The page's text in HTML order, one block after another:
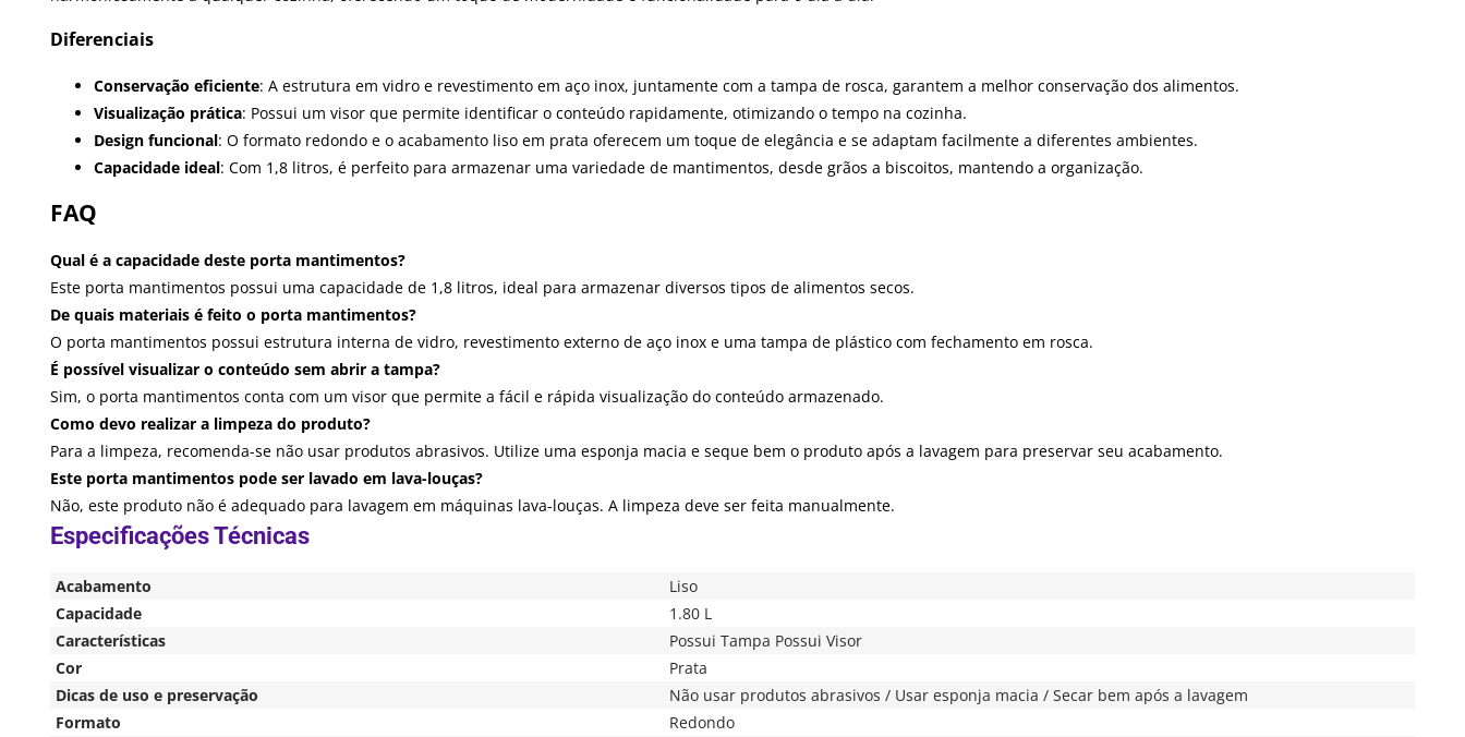
Diferenciais
Conservação eficiente: A estrutura em vidro e revestimento em aço inox, juntamente com a tampa de rosca, garantem a melhor conservação dos alimentos.
Visualização prática: Possui um visor que permite identificar o conteúdo rapidamente, otimizando o tempo na cozinha.
Design funcional: O formato redondo e o acabamento liso em prata oferecem um toque de elegância e se adaptam facilmente a diferentes ambientes.
Capacidade ideal: Com 1,8 litros, é perfeito para armazenar uma variedade de mantimentos, desde grãos a biscoitos, mantendo a organização.
FAQ
Qual é a capacidade deste porta mantimentos?
Este porta mantimentos possui uma capacidade de 1,8 litros, ideal para armazenar diversos tipos de alimentos secos.
De quais materiais é feito o porta mantimentos?
O porta mantimentos possui estrutura interna de vidro, revestimento externo de aço inox e uma tampa de plástico com fechamento em rosca.
É possível visualizar o conteúdo sem abrir a tampa?
Sim, o porta mantimentos conta com um visor que permite a fácil e rápida visualização do conteúdo armazenado.
Como devo realizar a limpeza do produto?
Para a limpeza, recomenda-se não usar produtos abrasivos. Utilize uma esponja macia e seque bem o produto após a lavagem para preservar seu acabamento.
Este porta mantimentos pode ser lavado em lava-louças?
Não, este produto não é adequado para lavagem em máquinas lava-louças. A limpeza deve ser feita manualmente.
Acabamento
Liso
Capacidade
1.80 L
Características
Possui Tampa Possui Visor
Cor
Prata
Dicas de uso e preservação
Não usar produtos abrasivos / Usar esponja macia / Secar bem após a lavagem
Formato
Redondo